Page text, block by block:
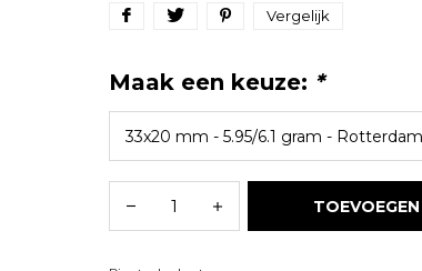
Vergelijk
Maak een keuze: *